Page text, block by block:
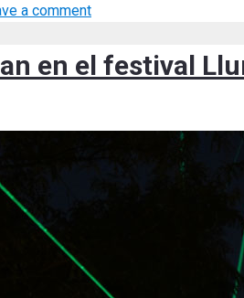
a comment
en el festival